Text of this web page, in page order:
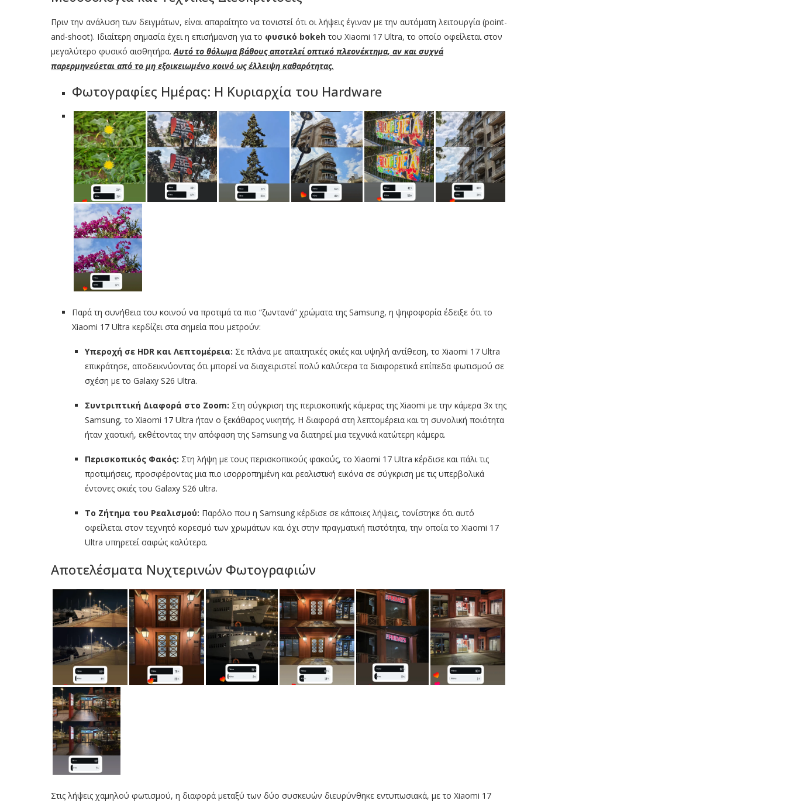
Πριν την ανάλυση των δειγμάτων, είναι απαραίτητο να τονιστεί ότι οι λήψεις έγιναν με την αυτόματη λειτουργία (point-
and-shoot). Ιδιαίτερη σημασία έχει η επισήμανση για το φυσικό bokeh του Xiaomi 17 Ultra, το οποίο οφείλεται στον
μεγαλύτερο φυσικό αισθητήρα.Αυτό το θόλωμα βάθους αποτελεί οπτικό πλεονέκτημα, αν και συχνά
παρερμηνεύεται από το μη εξοικειωμένο κοινό ως έλλειψη καθαρότητας.
Φωτογραφίες Ημέρας: Η Κυριαρχία του Hardware
Παρά τη συνήθεια του κοινού να προτιμά τα πιο “ζωντανά” χρώματα της Samsung, η ψηφοφορία έδειξε ότι το
Xiaomi 17 Ultra κερδίζει στα σημεία που μετρούν:
Υπεροχή σε HDR και Λεπτομέρεια: Σε πλάνα με απαιτητικές σκιές και υψηλή αντίθεση, το Xiaomi 17 Ultra
επικράτησε, αποδεικνύοντας ότι μπορεί να διαχειριστεί πολύ καλύτερα τα διαφορετικά επίπεδα φωτισμού σε
σχέση με το Galaxy S26 Ultra.
Συντριπτική Διαφορά στο Zoom: Στη σύγκριση της περισκοπικής κάμερας της Xiaomi με την κάμερα 3x της
Samsung, το Xiaomi 17 Ultra ήταν ο ξεκάθαρος νικητής. Η διαφορά στη λεπτομέρεια και τη συνολική ποιότητα
ήταν χαοτική, εκθέτοντας την απόφαση της Samsung να διατηρεί μια τεχνικά κατώτερη κάμερα.
Περισκοπικός Φακός: Στη λήψη με τους περισκοπικούς φακούς, το Xiaomi 17 Ultra κέρδισε και πάλι τις
προτιμήσεις, προσφέροντας μια πιο ισορροπημένη και ρεαλιστική εικόνα σε σύγκριση με τις υπερβολικά
έντονες σκιές του Galaxy S26 ultra.
Το Ζήτημα του Ρεαλισμού: Παρόλο που η Samsung κέρδισε σε κάποιες λήψεις, τονίστηκε ότι αυτό
οφείλεται στον τεχνητό κορεσμό των χρωμάτων και όχι στην πραγματική πιστότητα, την οποία το Xiaomi 17
Ultra υπηρετεί σαφώς καλύτερα.
Αποτελέσματα Νυχτερινών Φωτογραφιών
Στις λήψεις χαμηλού φωτισμού, η διαφορά μεταξύ των δύο συσκευών διευρύνθηκε εντυπωσιακά, με το Xiaomi 17